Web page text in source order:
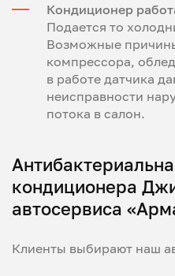
Кондиционер
Подается то
Возможные
компрессора,
в работе датчика
неисправности
потока в салон.
кондиционера
автосервиса
Клиенты выбирают наш